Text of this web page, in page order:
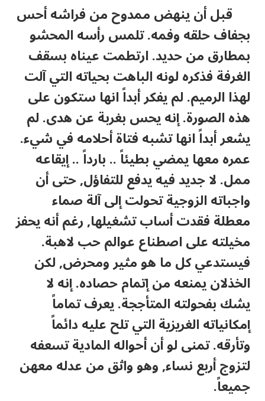
قبل أن ينهض ممدوح من فراشه أحس
بجفاف حلقه وفمه. تلمس رأسه المحشو
بمطارق من حديد. ارتطمت عيناه بسقف
الغرفة فذكره لونه الباهت بحياته التي آلت
لهذا الرميم. لم يفكر أبداً انها ستكون على
هذه الصورة. إنه يحس بغربة عن هدى. لم
يشعر أبداً انها تشبه فتاة أحلامه في شيء.
عمره معها يمضي بطيئاً .. بارداً .. إيقاعه
ممل. لا جديد فيه يدفع للتفاؤل, حتى أن
واجباته الزوجية تحولت إلى آلة صماء
معطلة فقدت أساب تشغيلها, رغم أنه يحفز
مخيلته على اصطناع عوالم حب لاهبة.
فيستدعي كل ما هو مثير ومحرض, لكن
الخذلان يمنعه من إتمام حصاده. إنه لا
يشك بفحولته المتأججة. يعرف تماماً
إمكانياته الغريزية التي تلح عليه دائماً
وتأرقه. تمنى لو أن أحواله المادية تسعفه
لتزوج أربع نساء, وهو واثق من عدله معهن
جميعاً.